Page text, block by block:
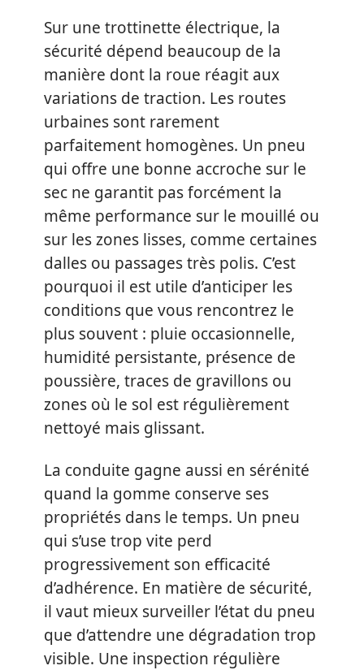
Sur une trottinette électrique, la
sécurité dépend beaucoup de la
manière dont la roue réagit aux
variations de traction. Les routes
urbaines sont rarement
parfaitement homogènes. Un pneu
qui offre une bonne accroche sur le
sec ne garantit pas forcément la
même performance sur le mouillé ou
sur les zones lisses, comme certaines
dalles ou passages très polis. C’est
pourquoi il est utile d’anticiper les
conditions que vous rencontrez le
plus souvent : pluie occasionnelle,
humidité persistante, présence de
poussière, traces de gravillons ou
zones où le sol est régulièrement
nettoyé mais glissant.
La conduite gagne aussi en sérénité
quand la gomme conserve ses
propriétés dans le temps. Un pneu
qui s’use trop vite perd
progressivement son efficacité
d’adhérence. En matière de sécurité,
il vaut mieux surveiller l’état du pneu
que d’attendre une dégradation trop
visible. Une inspection régulière